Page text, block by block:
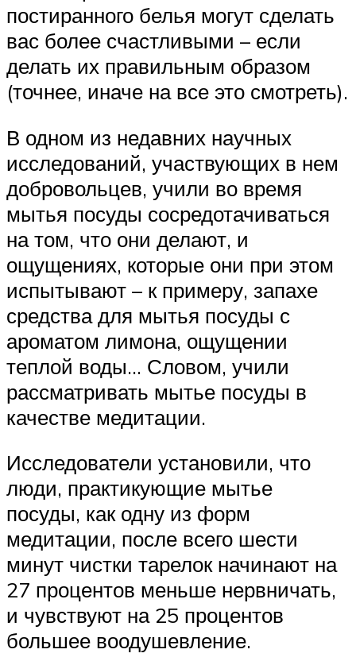
постиранного белья могут сделать
вас более счастливыми – если
делать их правильным образом
(точнее, иначе на все это смотреть).
В одном из недавних научных
исследований, участвующих в нем
добровольцев, учили во время
мытья посуды сосредотачиваться
на том, что они делают, и
ощущениях, которые они при этом
испытывают – к примеру, запахе
средства для мытья посуды с
ароматом лимона, ощущении
теплой воды… Словом, учили
рассматривать мытье посуды в
качестве медитации.
Исследователи установили, что
люди, практикующие мытье
посуды, как одну из форм
медитации, после всего шести
минут чистки тарелок начинают на
27 процентов меньше нервничать,
и чувствуют на 25 процентов
большее воодушевление.